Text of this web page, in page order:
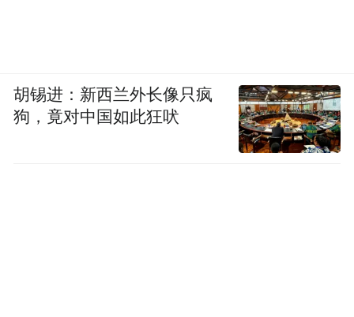
胡锡进：新西兰外长像只疯
狗，竟对中国如此狂吠